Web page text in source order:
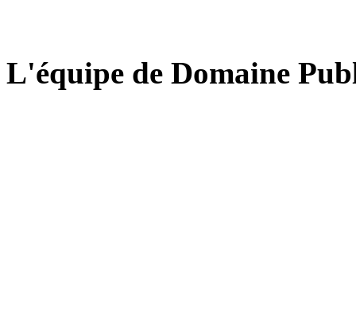
L'équipe de Domaine